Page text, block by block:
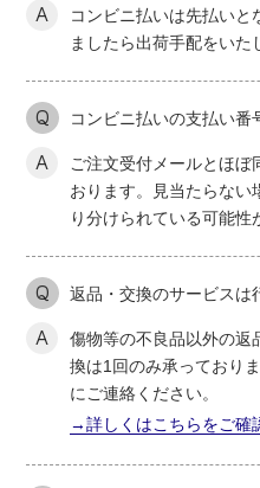
A
コンビニ払いは先払いと
ましたら出荷手配をいた
Q コンビニ払いの支払い番
A
ご注文受付メールとほぼ
おります。見当たらない
り分けられている可能性
Q 返品・交換のサービスは
A
傷物等の不良品以外の返
換は1回のみ承っており
にご連絡ください。
→詳しくはこちらをご確